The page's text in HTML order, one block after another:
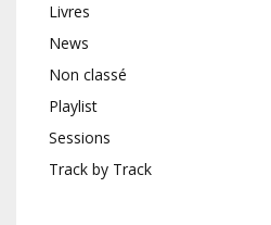
Livres
News
Non classé
Playlist
Sessions
Track by Track